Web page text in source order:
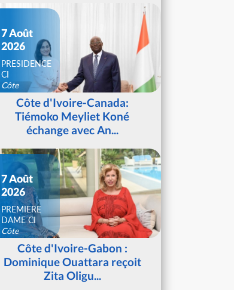
7 Août
2026
PRESIDENCE
CI
Côte
d'IvoireCôte d'Ivoire-Canada:
Tiémoko Meyliet Koné
échange avec An...
7 Août
2026
PREMIERE
DAME CI
Côte
d'IvoireCôte d'Ivoire-Gabon :
Dominique Ouattara reçoit
Zita Oligu...